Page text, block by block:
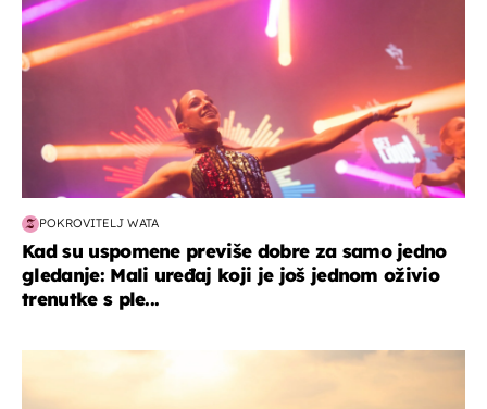
POKROVITELJ WATA
Kad su uspomene previše dobre za samo jedno
gledanje: Mali uređaj koji je još jednom oživio
trenutke s ple...